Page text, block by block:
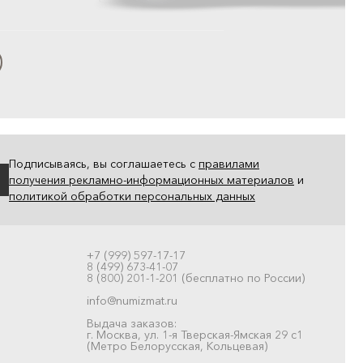
Подписываясь, вы соглашаетесь с правилами
получения рекламно-информационных материалов и
политикой обработки персональных данных
+7 (999) 597-17-17
8 (499) 673-41-07
8 (800) 201-1-201 (бесплатно по России)
info@numizmat.ru
Выдача заказов:
г. Москва, ул. 1-я Тверская-Ямская 29 с1
(Метро Белорусская, Кольцевая)